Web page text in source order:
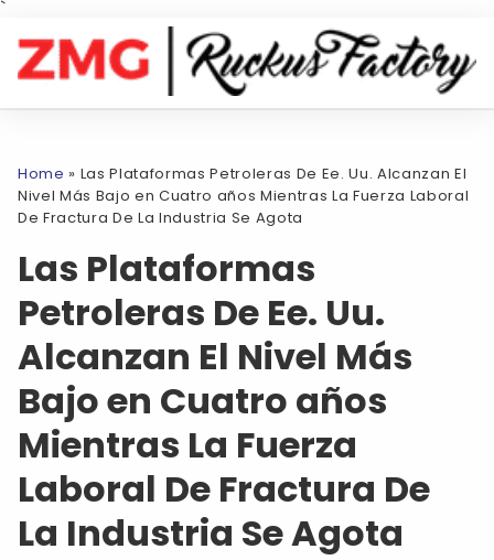
`
Home » Las Plataformas Petroleras De Ee. Uu. Alcanzan El
Nivel Más Bajo en Cuatro años Mientras La Fuerza Laboral
De Fractura De La Industria Se Agota
Las Plataformas
Petroleras De Ee. Uu.
Alcanzan El Nivel Más
Bajo en Cuatro años
Mientras La Fuerza
Laboral De Fractura De
La Industria Se Agota